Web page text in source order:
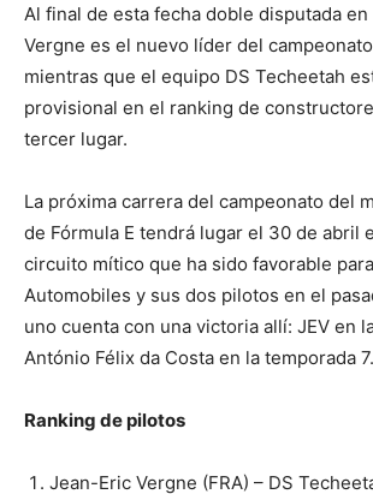
Al final de esta fecha doble disputada en
Vergne es el nuevo líder del
mientras que el equipo DS Techeetah
provisional en el ranking de
tercer lugar.
La próxima carrera del campeonato del
de Fórmula E tendrá lugar el 30 de abril
circuito mítico que ha sido favorable
Automobiles y sus dos pilotos en el
uno cuenta con una victoria allí: JEV en
António Félix da Costa en la temporada 7.
Ranking de pilotos
Jean-Eric Vergne (FRA) – DS